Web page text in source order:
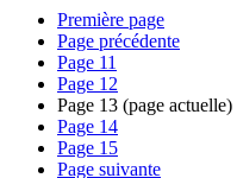
Première page
Page précédente
Page 11
Page 12
Page 13 (page actuelle)
Page 14
Page 15
Page suivante